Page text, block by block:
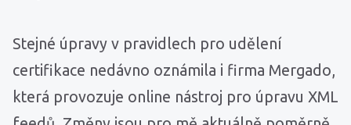
Stejné úpravy v pravidlech pro udělení
certifikace nedávno oznámila i firma Mergado,
která provozuje online nástroj pro úpravu XML